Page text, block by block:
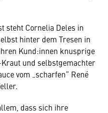
steht Cornelia Deles in
hinter dem Tresen in
Kund:innen knusprige
und selbstgemachter
vom „scharfen“ René
dass sich ihre